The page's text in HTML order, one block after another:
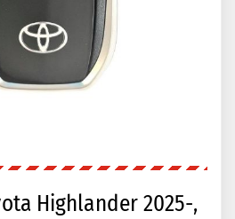
Highlander 2025-,